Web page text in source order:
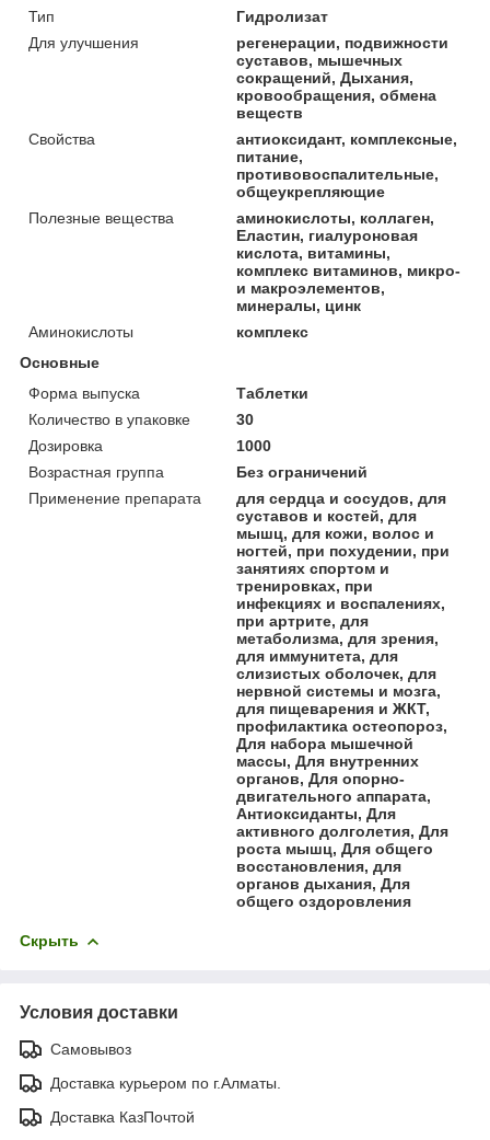
Тип
Гидролизат
Для улучшения
регенерации, подвижности
суставов, мышечных
сокращений, Дыхания,
кровообращения, обмена
веществ
Свойства
антиоксидант, комплексные,
питание,
противовоспалительные,
общеукрепляющие
Полезные вещества
аминокислоты, коллаген,
Еластин, гиалуроновая
кислота, витамины,
комплекс витаминов, микро-
и макроэлементов,
минералы, цинк
Аминокислоты
комплекс
Основные
Форма выпуска
Таблетки
Количество в упаковке
30
Дозировка
1000
Возрастная группа
Без ограничений
Применение препарата
для сердца и сосудов, для
суставов и костей, для
мышц, для кожи, волос и
ногтей, при похудении, при
занятиях спортом и
тренировках, при
инфекциях и воспалениях,
при артрите, для
метаболизма, для зрения,
для иммунитета, для
слизистых оболочек, для
нервной системы и мозга,
для пищеварения и ЖКТ,
профилактика остеопороз,
Для набора мышечной
массы, Для внутренних
органов, Для опорно-
двигательного аппарата,
Антиоксиданты, Для
активного долголетия, Для
роста мышц, Для общего
восстановления, для
органов дыхания, Для
общего оздоровления
Скрыть
Условия доставки
Самовывоз
Доставка курьером по г.Алматы.
Доставка КазПочтой